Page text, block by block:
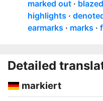
marked out
blazed
highlights
earmarks
marks
Detailed
markiert